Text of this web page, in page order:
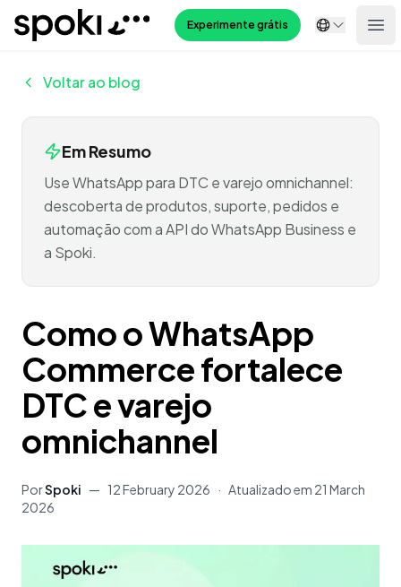
Spoki Experimente grátis
Voltar ao blog
Em Resumo
Use WhatsApp para DTC e varejo omnichannel:
descoberta de produtos, suporte, pedidos e
automação com a API do WhatsApp Business e
a Spoki.
Como o WhatsApp
Commerce fortalece
DTC e varejo
omnichannel
PorSpoki — 12 February 2026 · Atualizado em 21 March
2026